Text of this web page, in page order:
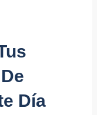
Día